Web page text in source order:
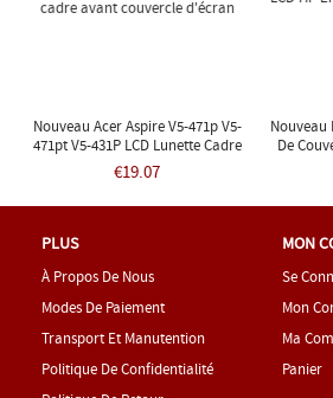
Nouveau Acer Aspire V5-471p V5-
471pt V5-431P LCD Lunette Cadre
Avant Couvercle D'écran
€19.07
Nouveau
De
HP Envy
PLUS
À Propos De Nous
Modes De Paiement
Transport Et Manutention
Politique De Confidentialité
MON
Se
Mon
Ma
Panier